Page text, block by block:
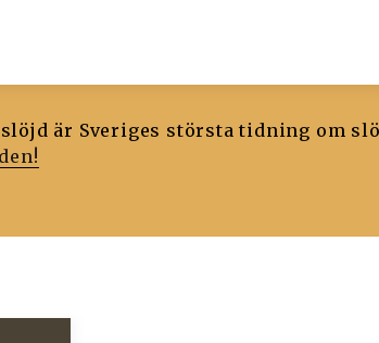
är Sveriges största tidning om